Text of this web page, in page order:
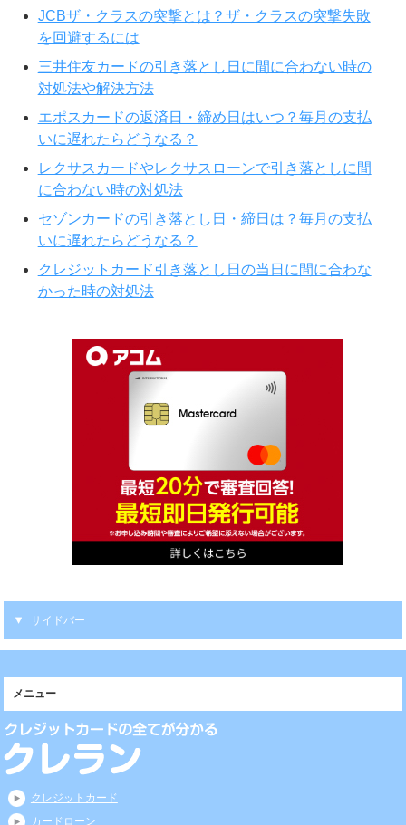
JCBザ・クラスの突撃とは？ザ・クラスの突撃失敗
を回避するには
三井住友カードの引き落とし日に間に合わない時の
対処法や解決方法
エポスカードの返済日・締め日はいつ？毎月の支払
いに遅れたらどうなる？
レクサスカードやレクサスローンで引き落としに間
に合わない時の対処法
セゾンカードの引き落とし日・締日は？毎月の支払
いに遅れたらどうなる？
クレジットカード引き落とし日の当日に間に合わな
かった時の対処法
サイドバー
メニュー
クレジットカード
カードローン